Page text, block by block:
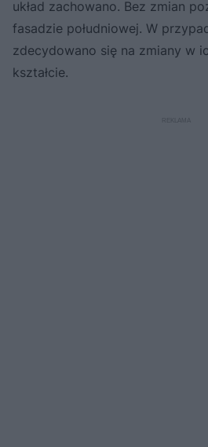
układ zachowano. Bez zmian
fasadzie południowej. W
zdecydowano się na zmiany w
kształcie.